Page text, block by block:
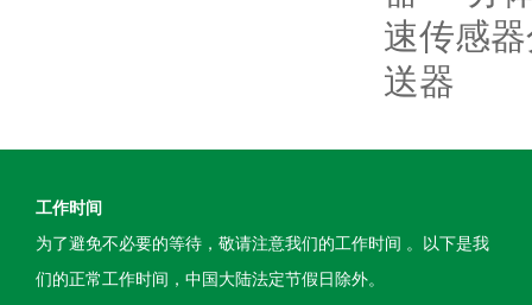
速传感
送器
工作时间
为了避免不必要的等待，敬请注意我们的工作时间 。以下是我
们的正常工作时间，中国大陆法定节假日除外。